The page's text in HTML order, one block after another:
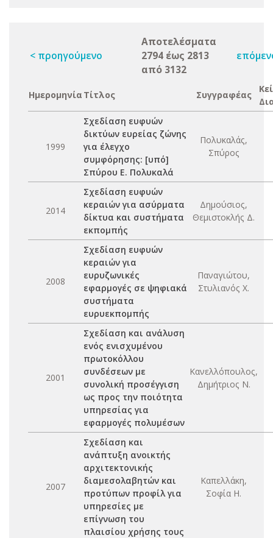
< προηγούμενο
Αποτελέσματα
2794 έως 2813
από 3132
Ημερομηνία Τίτλος Συγγραφέας
1999
Σχεδίαση ευφυών
δικτύων ευρείας ζώνης
για έλεγχο
συμφόρησης: [υπό]
Σπύρου Ε. Πολυκαλά
Πολυκαλάς,
Σπύρος
2014
Σχεδίαση ευφυών
κεραιών για ασύρματα
δίκτυα και συστήματα
εκπομπής
Δημούσιος,
Θεμιστοκλής Δ.
2008
Σχεδίαση ευφυών
κεραιών για
ευρυζωνικές
εφαρμογές σε ψηφιακά
συστήματα
ευρυεκπομπής
Παναγιώτου,
Στυλιανός Χ.
2001
Σχεδίαση και ανάλυση
ενός ενισχυμένου
πρωτοκόλλου
συνδέσεων με
συνολική προσέγγιση
ως προς την ποιότητα
υπηρεσίας για
εφαρμογές πολυμέσων
Κανελλόπουλος,
Δημήτριος Ν.
2007
Σχεδίαση και
ανάπτυξη ανοικτής
αρχιτεκτονικής
διαμεσολαβητών και
προτύπων προφίλ για
υπηρεσίες με
επίγνωση του
πλαισίου χρήσης τους
Καπελλάκη,
Σοφία Η.